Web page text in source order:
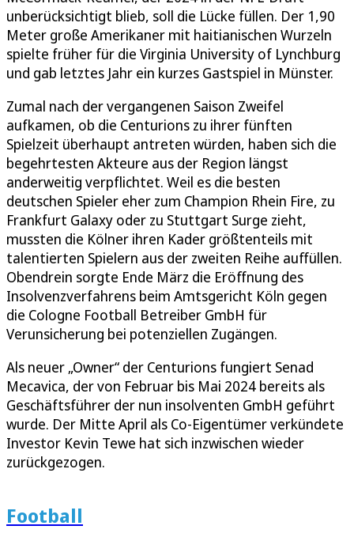
unberücksichtigt blieb, soll die Lücke füllen. Der 1,90
Meter große Amerikaner mit haitianischen Wurzeln
spielte früher für die Virginia University of Lynchburg
und gab letztes Jahr ein kurzes Gastspiel in Münster.
Zumal nach der vergangenen Saison Zweifel
aufkamen, ob die Centurions zu ihrer fünften
Spielzeit überhaupt antreten würden, haben sich die
begehrtesten Akteure aus der Region längst
anderweitig verpflichtet. Weil es die besten
deutschen Spieler eher zum Champion Rhein Fire, zu
Frankfurt Galaxy oder zu Stuttgart Surge zieht,
mussten die Kölner ihren Kader größtenteils mit
talentierten Spielern aus der zweiten Reihe auffüllen.
Obendrein sorgte Ende März die Eröffnung des
Insolvenzverfahrens beim Amtsgericht Köln gegen
die Cologne Football Betreiber GmbH für
Verunsicherung bei potenziellen Zugängen.
Als neuer „Owner“ der Centurions fungiert Senad
Mecavica, der von Februar bis Mai 2024 bereits als
Geschäftsführer der nun insolventen GmbH geführt
wurde. Der Mitte April als Co-Eigentümer verkündete
Investor Kevin Tewe hat sich inzwischen wieder
zurückgezogen.
Football